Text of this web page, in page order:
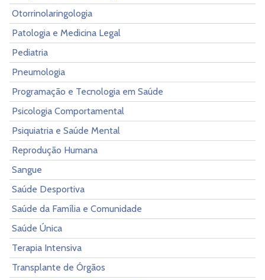
Otorrinolaringologia
Patologia e Medicina Legal
Pediatria
Pneumologia
Programação e Tecnologia em Saúde
Psicologia Comportamental
Psiquiatria e Saúde Mental
Reprodução Humana
Sangue
Saúde Desportiva
Saúde da Família e Comunidade
Saúde Única
Terapia Intensiva
Transplante de Órgãos